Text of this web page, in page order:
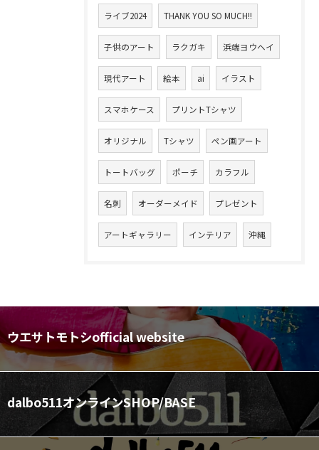
ライブ2024 THANK YOU SO MUCH!!
子供のアート ラクガキ 浜端ヨウヘイ
現代アート 絵本 ai イラスト
スマホケース プリントTシャツ
オリジナル Tシャツ ペン画アート
トートバッグ ポーチ カラフル
名刺 オーダーメイド プレゼント
アートギャラリー インテリア 沖縄
ウエサトモトシofficial website
dalbo511オンラインSHOP/BASE